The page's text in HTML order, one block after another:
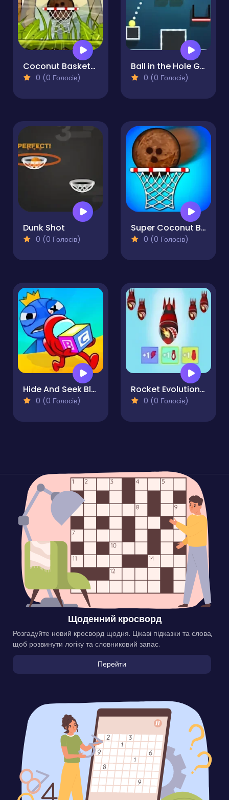
Coconut Basketball
0 (0 Голосів)
Ball in the Hole Game
0 (0 Голосів)
Dunk Shot
0 (0 Голосів)
Super Coconut Basket
0 (0 Голосів)
Hide And Seek Blue Monster
0 (0 Голосів)
Rocket Evolution - Destroy the Map!
0 (0 Голосів)
Щоденний кросворд
Розгадуйте новий кросворд щодня. Цікаві підказки та слова,
щоб розвинути логіку та словниковий запас.
Перейти